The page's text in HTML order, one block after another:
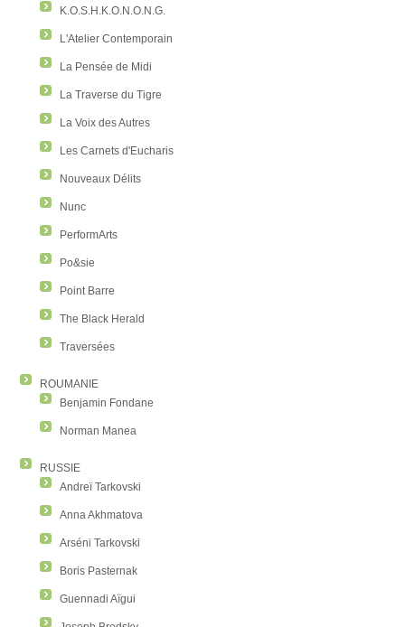
K.O.S.H.K.O.N.O.N.G.
L'Atelier Contemporain
La Pensée de Midi
La Traverse du Tigre
La Voix des Autres
Les Carnets d'Eucharis
Nouveaux Délits
Nunc
PerformArts
Po&sie
Point Barre
The Black Herald
Traversées
ROUMANIE
Benjamin Fondane
Norman Manea
RUSSIE
Andreï Tarkovski
Anna Akhmatova
Arséni Tarkovski
Boris Pasternak
Guennadi Aïgui